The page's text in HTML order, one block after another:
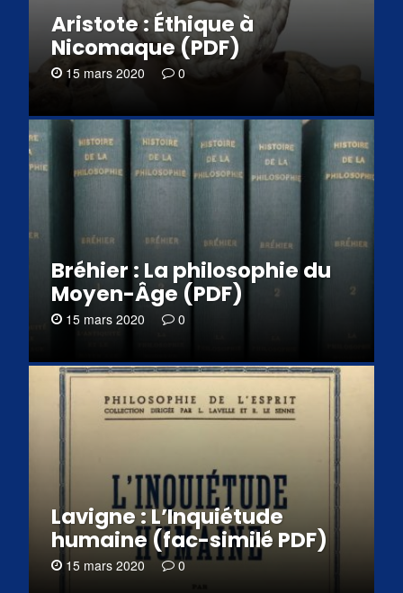
Aristote : Éthique à
Nicomaque (PDF)
15 mars 2020 0
Bréhier : La philosophie du
Moyen-Âge (PDF)
15 mars 2020 0
Lavigne : L’Inquiétude
humaine (fac-similé PDF)
15 mars 2020 0